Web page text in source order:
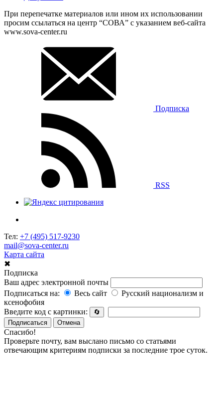
При перепечатке материалов или ином их использовании
просим ссылаться на центр “СОВА” с указанием веб-сайта
www.sova-center.ru
Подписка
RSS
Тел: +7 (495) 517-9230
mail@sova-center.ru
Карта сайта
✖
Подписка
Ваш адрес электронной почты
Подписаться на:
Весь сайт
Русский национализм и
ксенофобия
Введите код с картинки:
🔄
Подписаться
Отмена
Спасибо!
Проверьте почту, вам выслано письмо со статьями
отвечающим критериям подписки за последние трое суток.